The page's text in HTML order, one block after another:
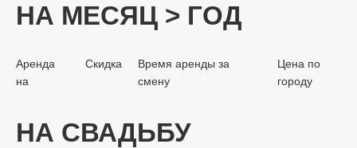
НА МЕСЯЦ > ГОД
Аренда
на
Скидка
Время аренды за
смену
Цена по
городу
НА СВАДЬБУ